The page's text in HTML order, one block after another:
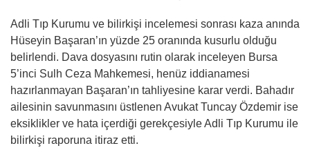
Adli Tıp Kurumu ve bilirkişi incelemesi sonrası kaza anında
Hüseyin Başaran’ın yüzde 25 oranında kusurlu olduğu
belirlendi. Dava dosyasını rutin olarak inceleyen Bursa
5’inci Sulh Ceza Mahkemesi, henüz iddianamesi
hazırlanmayan Başaran’ın tahliyesine karar verdi. Bahadır
ailesinin savunmasını üstlenen Avukat Tuncay Özdemir ise
eksiklikler ve hata içerdiği gerekçesiyle Adli Tıp Kurumu ile
bilirkişi raporuna itiraz etti.